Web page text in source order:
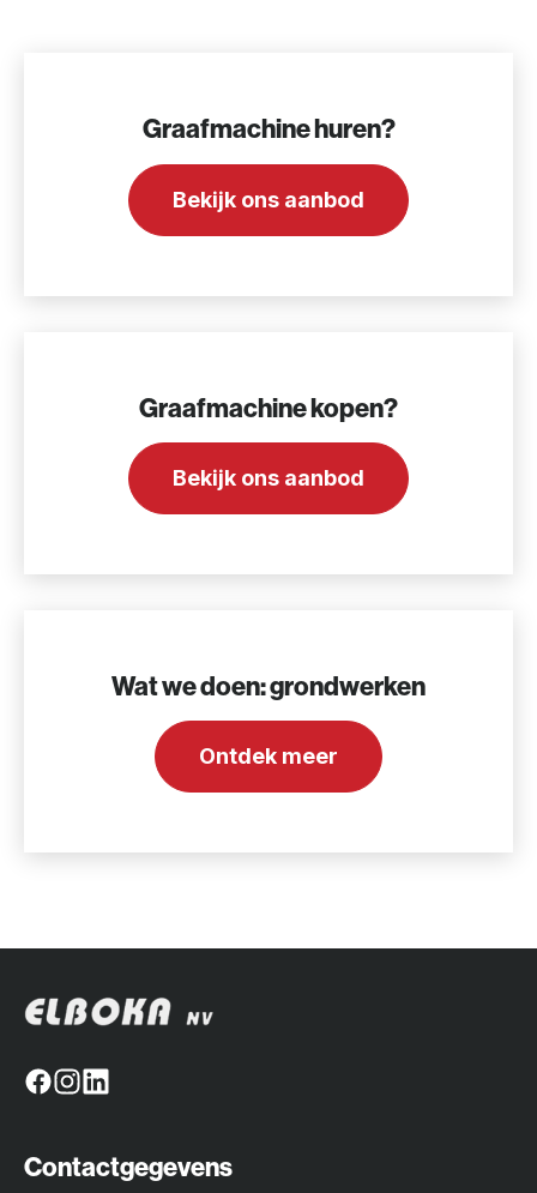
Graafmachine huren?
Bekijk ons aanbod
Graafmachine kopen?
Bekijk ons aanbod
Wat we doen: grondwerken
Ontdek meer
Facebook
Instagram
Contactgegevens